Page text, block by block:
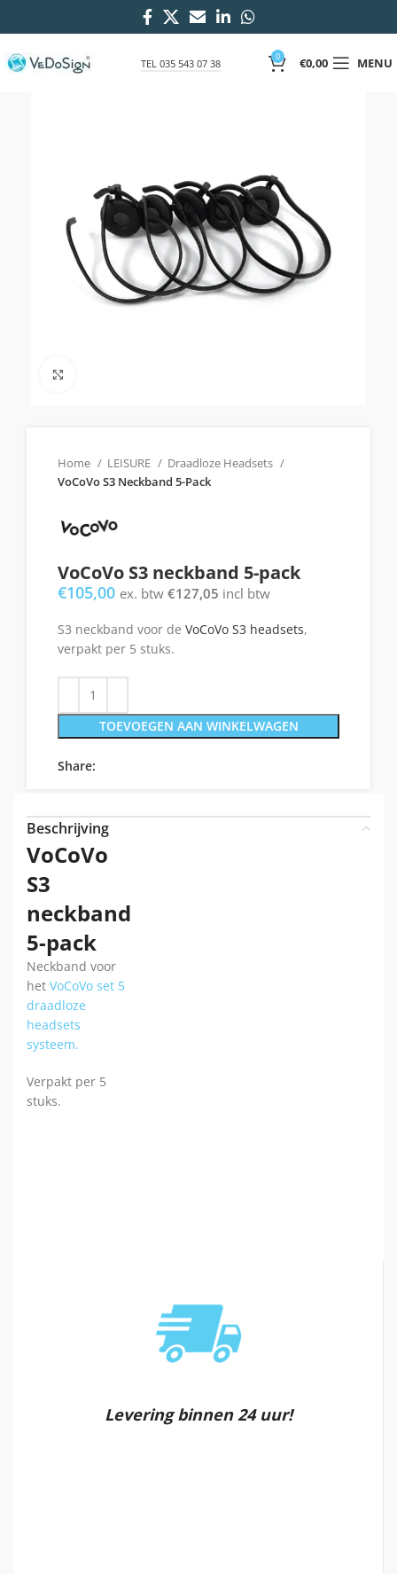
TEL 035 543 07 38
0 €0,00 MENU
Home LEISURE
Draadloze Headsets
VoCoVo S3 Neckband 5-Pack
VoCoVo S3 neckband 5-pack
€105,00 ex. btw €127,05 incl btw
S3 neckband voor de VoCoVo S3 headsets,
verpakt per 5 stuks.
TOEVOEGEN AAN WINKELWAGEN
Share:
Beschrijving
VoCoVo
S3
neckband
5-pack
Neckband voor
het VoCoVo set 5
draadloze
headsets
systeem.
Verpakt per 5
stuks.
Levering binnen 24 uur!